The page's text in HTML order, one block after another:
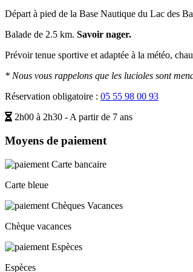
Départ à pied de la Base Nautique du Lac des
Balade de 2.5 km. Savoir nager.
Prévoir tenue sportive et adaptée à la météo,
* Nous vous rappelons que les lucioles sont
Réservation obligatoire : 05 55 98 00 93
2h00 à 2h30 - A partir de 7 ans
Moyens de paiement
Carte bleue
Chèque vacances
Espèces